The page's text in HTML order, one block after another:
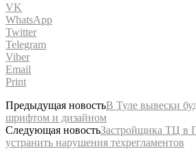
VK
WhatsApp
Twitter
Telegram
Viber
Email
Print
Предыдущая новостьВ Туле вывески
шрифтом и дизайном
Следующая новостьЗастройщика ТЦ в
устранить нарушения техрегламентов